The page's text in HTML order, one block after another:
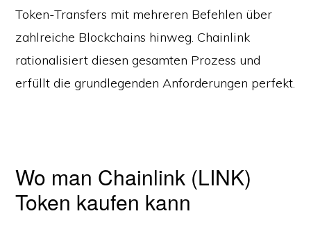
Token-Transfers mit mehreren Befehlen über
zahlreiche Blockchains hinweg. Chainlink
rationalisiert diesen gesamten Prozess und
erfüllt die grundlegenden Anforderungen perfekt.
Wo man Chainlink (LINK)
Token kaufen kann